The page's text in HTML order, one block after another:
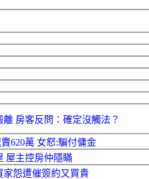
房客反問：確定沒觸法？
620萬 女怒:騙付傭金
屋主控房仲隱瞞
怨遭催簽約又買貴